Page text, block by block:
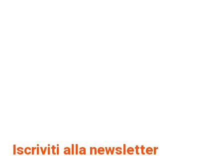
Iscriviti alla newsletter